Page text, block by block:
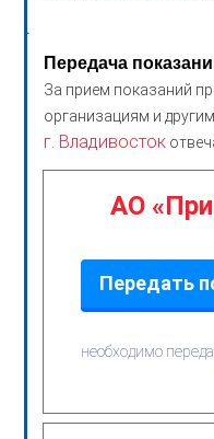
Передача
За прием показаний
организациям и
г. Владивосток
АО
Передать
необходимо